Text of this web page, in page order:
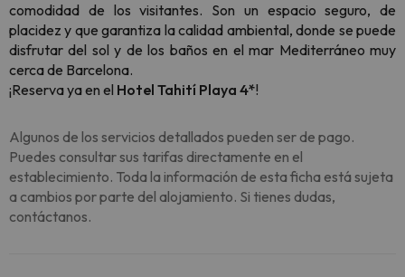
comodidad de los visitantes. Son un espacio seguro, de
placidez y que garantiza la calidad ambiental, donde se puede
disfrutar del sol y de los baños en el mar Mediterráneo muy
cerca de Barcelona.
¡Reserva ya en el Hotel Tahití Playa 4*!
Algunos de los servicios detallados pueden ser de pago.
Puedes consultar sus tarifas directamente en el
establecimiento. Toda la información de esta ficha está sujeta
a cambios por parte del alojamiento. Si tienes dudas,
contáctanos.